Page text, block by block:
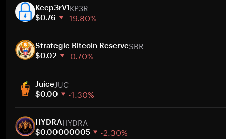
30日間
時価総額
Keep3rV1KP3R
$0.76 -19.80%
30日間
時価総額
Strategic Bitcoin ReserveSBR
$0.02 -0.70%
30日間
時価総額
JuiceJUC
$0.00 -1.30%
30日間
時価総額
HYDRAHYDRA
$0.00000005 -2.30%